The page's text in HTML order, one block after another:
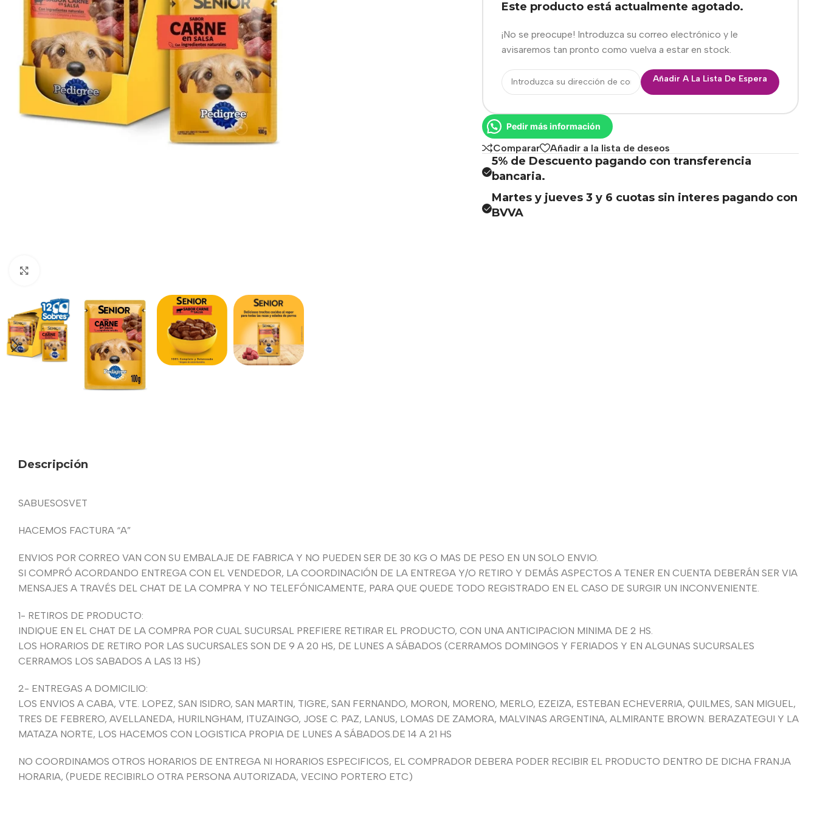
Este producto está actualmente agotado.
¡No se preocupe! Introduzca su correo electrónico y le
avisaremos tan pronto como vuelva a estar en stock.
Añadir A La Lista De Espera
Pedir más información
Comparar Añadir a la lista de deseos
5% de Descuento pagando con transferencia
bancaria.
Martes y jueves 3 y 6 cuotas sin interes pagando con
BVVA
Descripción
SABUESOSVET
HACEMOS FACTURA “A”
ENVIOS POR CORREO VAN CON SU EMBALAJE DE FABRICA Y NO PUEDEN SER DE 30 KG O MAS DE PESO EN UN SOLO ENVIO.
SI COMPRÓ ACORDANDO ENTREGA CON EL VENDEDOR, LA COORDINACIÓN DE LA ENTREGA Y/O RETIRO Y DEMÁS ASPECTOS A TENER EN CUENTA DEBERÁN SER VIA
MENSAJES A TRAVÉS DEL CHAT DE LA COMPRA Y NO TELEFÓNICAMENTE, PARA QUE QUEDE TODO REGISTRADO EN EL CASO DE SURGIR UN INCONVENIENTE.
1- RETIROS DE PRODUCTO:
INDIQUE EN EL CHAT DE LA COMPRA POR CUAL SUCURSAL PREFIERE RETIRAR EL PRODUCTO, CON UNA ANTICIPACION MINIMA DE 2 HS.
LOS HORARIOS DE RETIRO POR LAS SUCURSALES SON DE 9 A 20 HS, DE LUNES A SÁBADOS (CERRAMOS DOMINGOS Y FERIADOS Y EN ALGUNAS SUCURSALES
CERRAMOS LOS SABADOS A LAS 13 HS)
2- ENTREGAS A DOMICILIO:
LOS ENVIOS A CABA, VTE. LOPEZ, SAN ISIDRO, SAN MARTIN, TIGRE, SAN FERNANDO, MORON, MORENO, MERLO, EZEIZA, ESTEBAN ECHEVERRIA, QUILMES, SAN MIGUEL,
TRES DE FEBRERO, AVELLANEDA, HURILNGHAM, ITUZAINGO, JOSE C. PAZ, LANUS, LOMAS DE ZAMORA, MALVINAS ARGENTINA, ALMIRANTE BROWN. BERAZATEGUI Y LA
MATAZA NORTE, LOS HACEMOS CON LOGISTICA PROPIA DE LUNES A SÁBADOS.DE 14 A 21 HS
NO COORDINAMOS OTROS HORARIOS DE ENTREGA NI HORARIOS ESPECIFICOS, EL COMPRADOR DEBERA PODER RECIBIR EL PRODUCTO DENTRO DE DICHA FRANJA
HORARIA, (PUEDE RECIBIRLO OTRA PERSONA AUTORIZADA, VECINO PORTERO ETC)